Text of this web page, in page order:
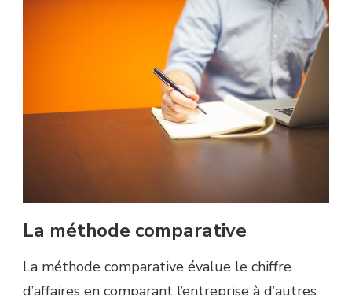
La méthode comparative
La méthode comparative évalue le chiffre
d’affaires en comparant l’entreprise à d’autres